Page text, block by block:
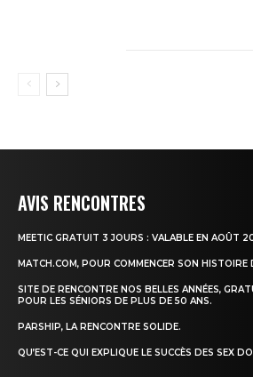
AVIS RENCONTRES
MEETIC GRATUIT 3 JOURS : VALABLE EN AOÛT
MATCH.COM, POUR COMMENCER SON HISTOIRE
SITE DE RENCONTRE NOS BELLES ANNÉES,
POUR LES SÉNIORS DE PLUS DE 50 ANS.
PARSHIP, LA RENCONTRE SOLIDE.
QU’EST-CE QUI EXPLIQUE LE SUCCÈS DES SEX